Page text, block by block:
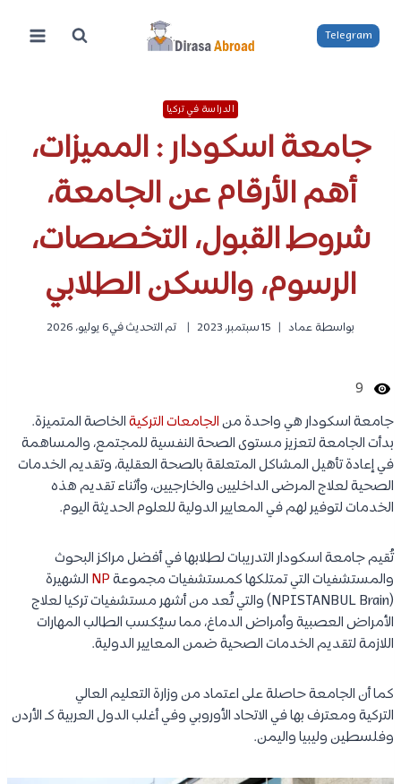
المحتوى
Telegram
الدراسة في تركيا
جامعة اسكودار : المميزات،
أهم الأرقام عن الجامعة،
شروط القبول، التخصصات،
الرسوم، والسكن الطلابي
بواسطة عماد 15 سبتمبر، 2023 تم التحديث في6 يوليو، 2026
9
جامعة اسكودار هي واحدة منالجامعات التركيةالخاصة المتميزة.
بدأت الجامعة لتعزيز مستوى الصحة النفسية للمجتمع، والمساهمة
في إعادة تأهيل المشاكل المتعلقة بالصحة العقلية، وتقديم الخدمات
الصحية لعلاج المرضى الداخليين والخارجيين، وأثناء تقديم هذه
الخدمات لتوفير لهم في المعايير الدولية للعلوم الحديثة اليوم.
تُقيم جامعة اسكودار التدريبات لطلابها في أفضل مراكز البحوث
والمستشفيات التي تمتلكها كمستشفيات مجموعةNP الشهيرة
(NPISTANBUL Brain) والتي تُعد من أشهر مستشفيات تركيا لعلاج
الأمراض العصبية وأمراض الدماغ، مما سيُكسب الطالب المهارات
اللازمة لتقديم الخدمات الصحية ضمن المعايير الدولية.
كما أن الجامعة حاصلة على اعتماد من وزارة التعليم العالي
التركية ومعترف بها في الاتحاد الأوروبي وفي أغلب الدول العربية كـ الأردن
وفلسطين وليبيا واليمن.